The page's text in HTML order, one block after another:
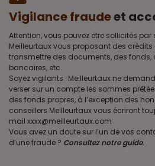
Vigilance fraudeet
Attention, vous pouvez être sollicités par
Meilleurtaux vous proposant des
transmettre des documents, des fonds,
bancaires, etc.
Soyez vigilants · Meilleurtaux ne
verser sur un compte les sommes
des fonds propres, à l’exception des
conseillers Meilleurtaux vous écriront
mail xxxx@meilleurtaux.com
Vous avez un doute sur l’un de vos
d’une fraude ? Consultez notre guide.